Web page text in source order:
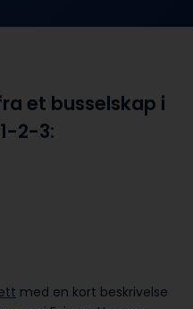
et busselskap i
1-2-3:
med en kort beskrivelse